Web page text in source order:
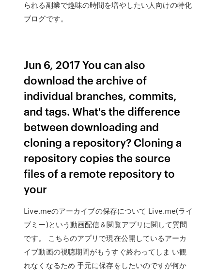
られる副業で趣味の時間を増やしたい人向けの特化
ブログです。
Jun 6, 2017 You can also
download the archive of
individual branches, commits,
and tags. What's the difference
between downloading and
cloning a repository? Cloning a
repository copies the source
files of a remote repository to
your
Live.meのアーカイブの保存について Live.me(ライ
ブミー)という動画配信＆閲覧アプリに関して質問
です。 こちらのアプリで現在公開しているアーカ
イブ動画の視聴期間がもうすぐ終わってしま い観
れなくなるため 手元に保存をしたいのですが何か